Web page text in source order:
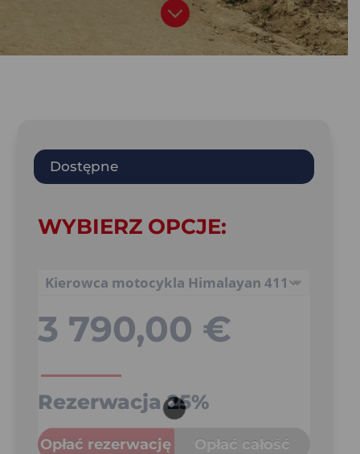

Dostępne
WYBIERZ OPCJE:
3 790,00 €
Rezerwacja25%
Opłać rezerwację Opłać całość